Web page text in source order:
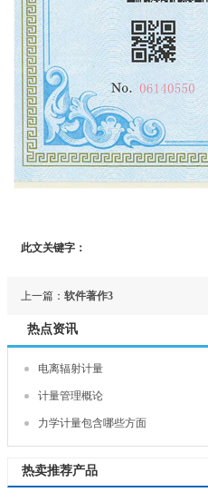
此文关键字：
上一篇： 软件著作3
热点资讯
电离辐射计量
计量管理概论
力学计量包含哪些方面
热卖推荐产品